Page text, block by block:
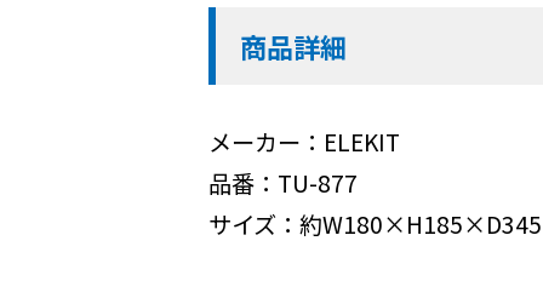
商品詳細
メーカー：ELEKIT
品番：TU-877
サイズ：約